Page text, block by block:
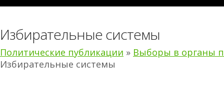
Избирательные системы
Политические публикации » Выборы в органы
Избирательные системы